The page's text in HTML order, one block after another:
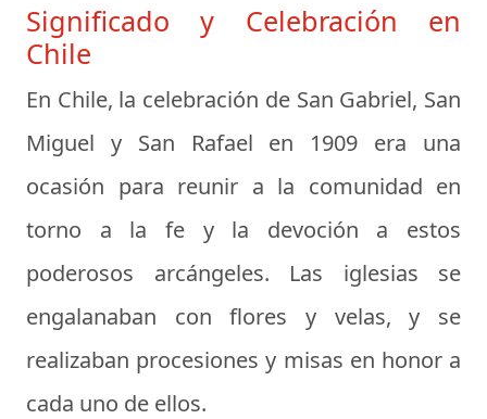
Significado y Celebración en
Chile
En Chile, la celebración de San Gabriel, San
Miguel y San Rafael en 1909 era una
ocasión para reunir a la comunidad en
torno a la fe y la devoción a estos
poderosos arcángeles. Las iglesias se
engalanaban con flores y velas, y se
realizaban procesiones y misas en honor a
cada uno de ellos.